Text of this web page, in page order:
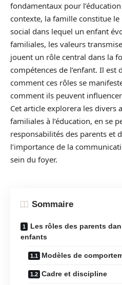
fondamentaux pour
contexte, la famille constitue
social dans lequel un enfant
familiales, les valeurs
jouent un rôle central dans la
compétences de l’enfant. Il
comment ces rôles se
comment ils peuvent
Cet article explorera les divers
familiales à l’éducation, en se
responsabilités des parents et
l’importance de la
sein du foyer.
Sommaire
Les rôles des parents
enfants
Modèles de
Cadre et discipline